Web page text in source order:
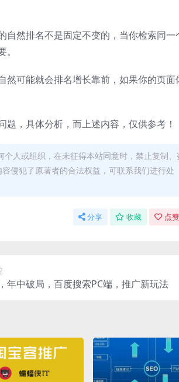
自然排名不是固定不变的，当你检索同一
然可能就会排名增长靠前，如果你的页面
，具体分析，而上述内容，仅供参考！
人或组织，在未征得本站同意时，禁止复制、
侵犯了原著者的合法权益，可联系我们进行处
分享 收藏 点
年中破局，百度搜索PC端，推广新玩法